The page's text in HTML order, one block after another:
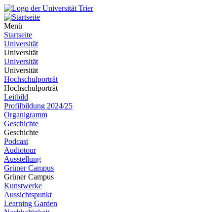
Menü
Startseite
Universität
Universität
Universität
Universität
Hochschulporträt
Hochschulporträt
Leitbild
Profilbildung 2024/25
Organigramm
Geschichte
Geschichte
Podcast
Audiotour
Ausstellung
Grüner Campus
Grüner Campus
Kunstwerke
Aussichtspunkt
Learning Garden